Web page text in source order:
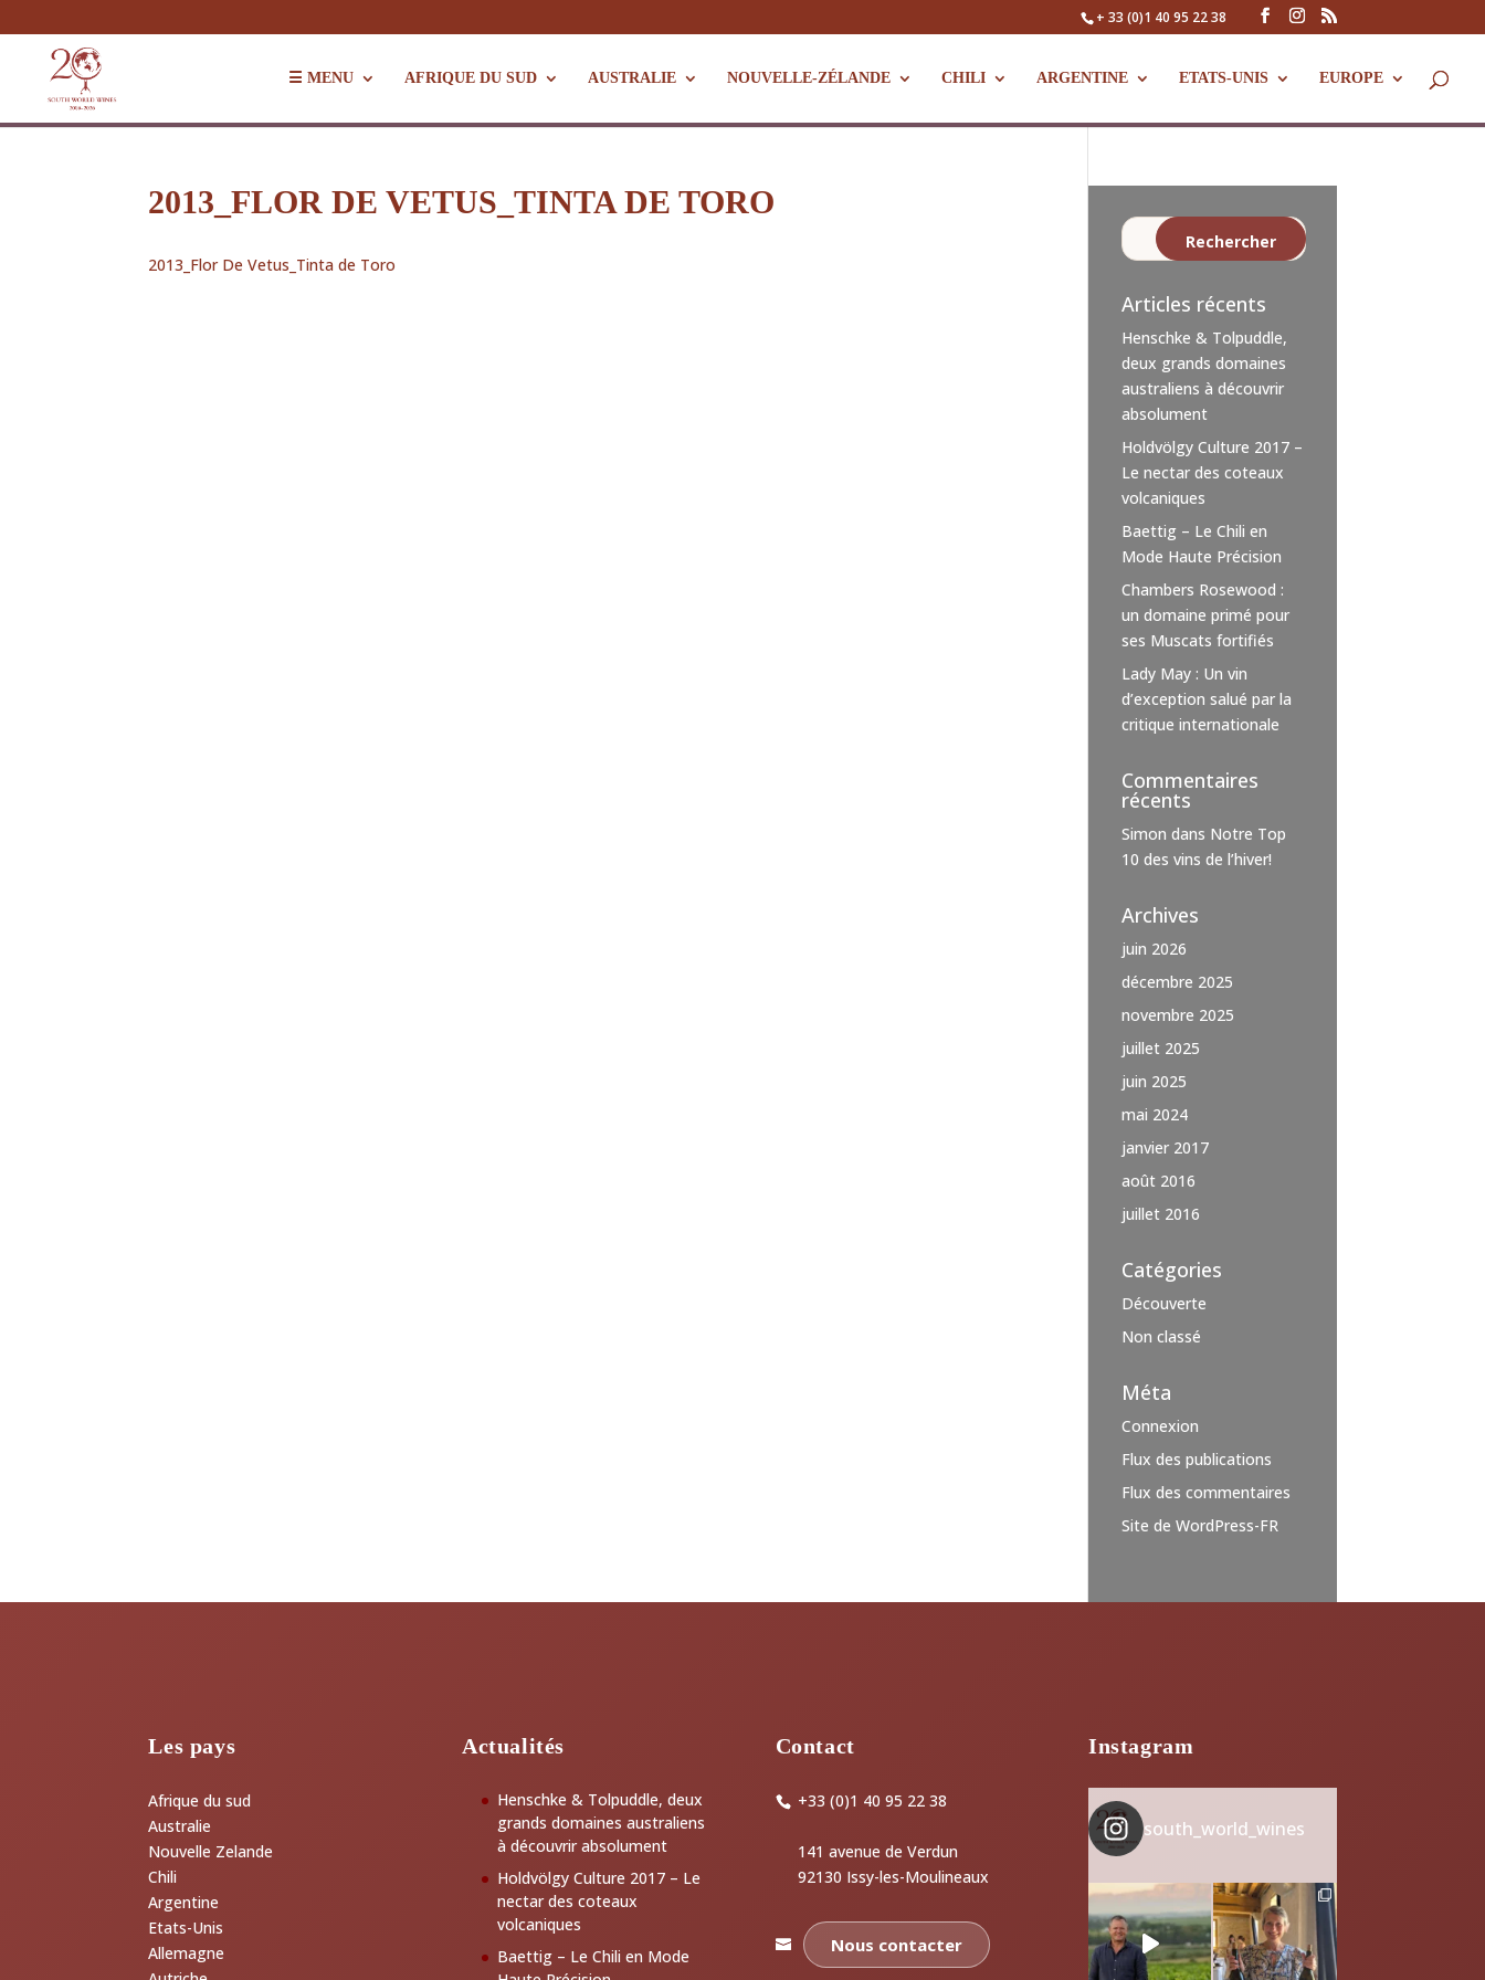
+ 33 (0)1 40 95 22 38
☰ MENU AFRIQUE DU SUD AUSTRALIE NOUVELLE-ZÉLANDE CHILI ARGENTINE ETATS-UNIS EUROPE
2013_FLOR DE VETUS_TINTA DE TORO
2013_Flor De Vetus_Tinta de Toro
Articles récents
Henschke & Tolpuddle,
deux grands domaines
australiens à découvrir
absolument
Holdvölgy Culture 2017 –
Le nectar des coteaux
volcaniques
Baettig – Le Chili en
Mode Haute Précision
Chambers Rosewood :
un domaine primé pour
ses Muscats fortifiés
Lady May : Un vin
d’exception salué par la
critique internationale
Commentaires
récents
Simon dans Notre Top
10 des vins de l’hiver!
Archives
juin 2026
décembre 2025
novembre 2025
juillet 2025
juin 2025
mai 2024
janvier 2017
août 2016
juillet 2016
Catégories
Découverte
Non classé
Méta
Connexion
Flux des publications
Flux des commentaires
Site de WordPress-FR
Les pays
Afrique du sud
Australie
Nouvelle Zelande
Chili
Argentine
Etats-Unis
Allemagne
Actualités
Henschke & Tolpuddle, deux
grands domaines australiens
à découvrir absolument
Holdvölgy Culture 2017 – Le
nectar des coteaux
volcaniques
Baettig – Le Chili en Mode
Contact
+33 (0)1 40 95 22 38
141 avenue de Verdun
92130 Issy-les-Moulineaux
Nous contacter
Instagram
south_world_wines